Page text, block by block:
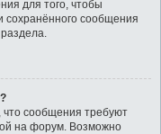
для того, чтобы
сохранённого сообщения
сообщения требуют
на форум. Возможно